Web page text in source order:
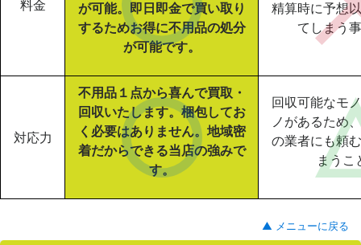
料金
が可能。即日即金で買い取り
するためお得に不用品の処分
が可能です。
精算時に予想
てしまう
対応力
不用品１点から喜んで買取・
回収いたします。梱包してお
く必要はありません。地域密
着だからできる当店の強みで
す。
回収可能なモ
ノがあるため
の業者にも頼
まうこ
▲ メニューに戻る